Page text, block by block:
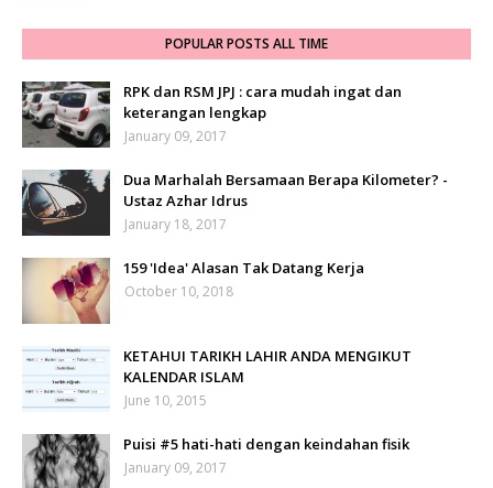
POPULAR POSTS ALL TIME
RPK dan RSM JPJ : cara mudah ingat dan
keterangan lengkap
January 09, 2017
Dua Marhalah Bersamaan Berapa Kilometer? -
Ustaz Azhar Idrus
January 18, 2017
159 'Idea' Alasan Tak Datang Kerja
October 10, 2018
KETAHUI TARIKH LAHIR ANDA MENGIKUT
KALENDAR ISLAM
June 10, 2015
Puisi #5 hati-hati dengan keindahan fisik
January 09, 2017